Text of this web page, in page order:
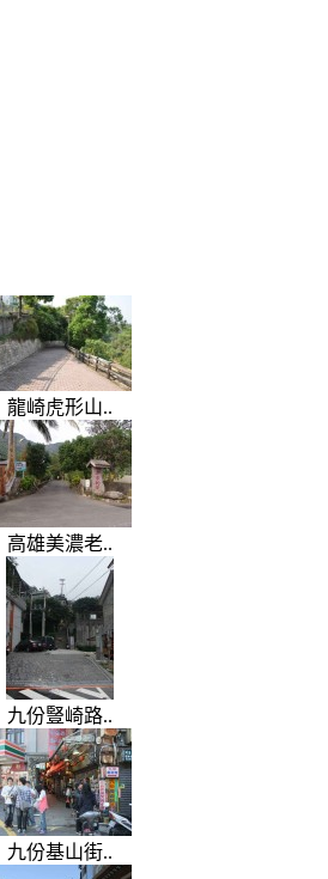
龍崎虎形山..
高雄美濃老..
九份豎崎路..
九份基山街..